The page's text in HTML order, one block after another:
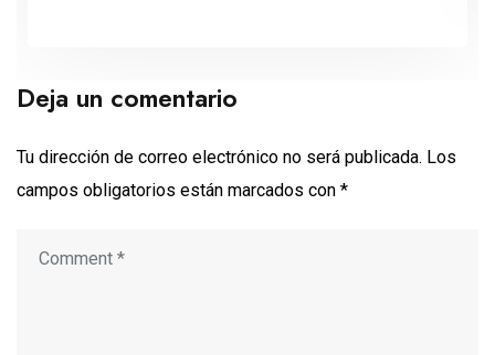
Deja un comentario
Tu dirección de correo electrónico no será publicada. Los
campos obligatorios están marcados con *